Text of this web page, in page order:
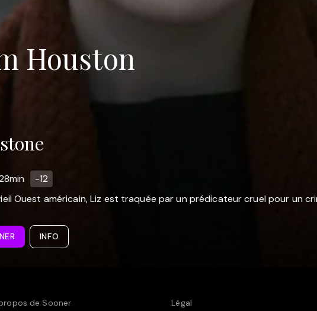
Houston
-12
Ouest américain, Liz est traquée par un prédicateur cruel pour un
INFO
de Sooner Légal